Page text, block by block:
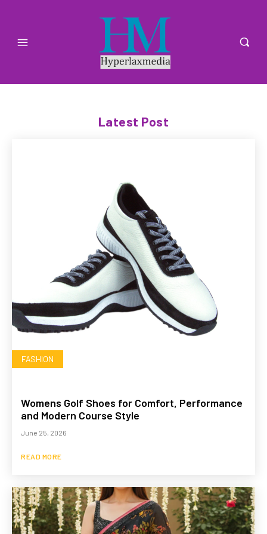
Latest Post
FASHION
Womens Golf Shoes for Comfort, Performance
and Modern Course Style
June 25, 2026
READ MORE